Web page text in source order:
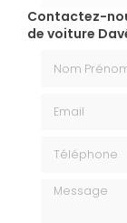
Contactez-
de voiture
Message